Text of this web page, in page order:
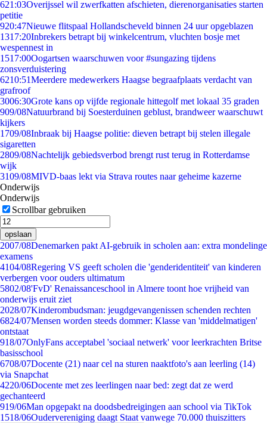
621:03Overijssel wil zwerfkatten afschieten, dierenorganisaties starten
petitie
920:47Nieuwe flitspaal Hollandscheveld binnen 24 uur opgeblazen
1317:20Inbrekers betrapt bij winkelcentrum, vluchten bosje met
wespennest in
1517:00Oogartsen waarschuwen voor #sungazing tijdens
zonsverduistering
6210:51Meerdere medewerkers Haagse begraafplaats verdacht van
grafroof
3006:30Grote kans op vijfde regionale hittegolf met lokaal 35 graden
909/08Natuurbrand bij Soesterduinen geblust, brandweer waarschuwt
kijkers
1709/08Inbraak bij Haagse politie: dieven betrapt bij stelen illegale
sigaretten
2809/08Nachtelijk gebiedsverbod brengt rust terug in Rotterdamse
wijk
3109/08MIVD-baas lekt via Strava routes naar geheime kazerne
Onderwijs
Onderwijs
Scrollbar gebruiken
opslaan
2007/08Denemarken pakt AI-gebruik in scholen aan: extra mondelinge
examens
4104/08Regering VS geeft scholen die 'genderidentiteit' van kinderen
verbergen voor ouders ultimatum
5802/08'FvD' Renaissanceschool in Almere toont hoe vrijheid van
onderwijs eruit ziet
2028/07Kinderombudsman: jeugdgevangenissen schenden rechten
6824/07Mensen worden steeds dommer: Klasse van 'middelmatigen'
ontstaat
918/07OnlyFans acceptabel 'sociaal netwerk' voor leerkrachten Britse
basisschool
6708/07Docente (21) naar cel na sturen naaktfoto's aan leerling (14)
via Snapchat
4220/06Docente met zes leerlingen naar bed: zegt dat ze werd
gechanteerd
919/06Man opgepakt na doodsbedreigingen aan school via TikTok
1518/06Oudervereniging daagt Staat vanwege 70.000 thuiszitters